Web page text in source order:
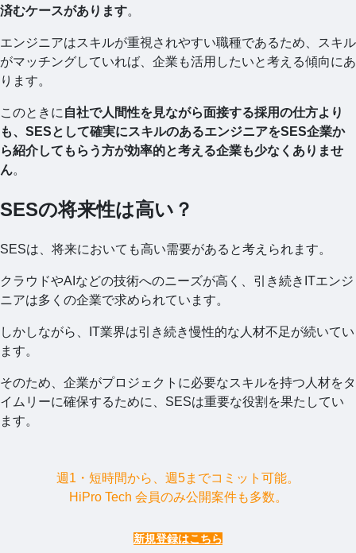
済むケースがあります。
エンジニアはスキルが重視されやすい職種であるため、スキル
がマッチングしていれば、企業も活用したいと考える傾向にあ
ります。
このときに自社で人間性を見ながら面接する採用の仕方より
も、SESとして確実にスキルのあるエンジニアをSES企業か
ら紹介してもらう方が効率的と考える企業も少なくありませ
ん。
SESの将来性は高い？
SESは、将来においても高い需要があると考えられます。
クラウドやAIなどの技術へのニーズが高く、引き続きITエンジ
ニアは多くの企業で求められています。
しかしながら、IT業界は引き続き慢性的な人材不足が続いてい
ます。
そのため、企業がプロジェクトに必要なスキルを持つ人材をタ
イムリーに確保するために、SESは重要な役割を果たしてい
ます。
週1・短時間から、週5までコミット可能。
HiPro Tech 会員のみ公開案件も多数。
新規登録はこちら